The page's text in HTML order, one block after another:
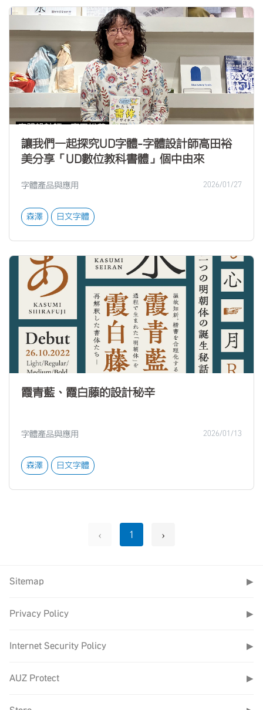
讓我們一起探究UD字體-字體設計師高田裕
美分享「UD數位教科書體」個中由來
字體產品與應用 2026/01/27
森澤 日文字體
霞青藍、霞白藤的設計秘辛
字體產品與應用 2026/01/13
森澤 日文字體
‹ 1 ›
Sitemap ▶
Privacy Policy ▶
Internet Security Policy ▶
AUZ Protect ▶